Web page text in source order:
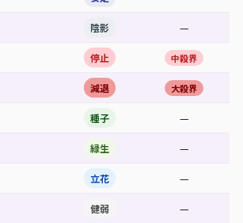
陰影
—
停止 中殺界
減退 大殺界
種子
—
緑生
—
立花
—
健弱
—